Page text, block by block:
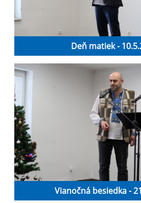
Deň matiek -
Vianočná besiedka -